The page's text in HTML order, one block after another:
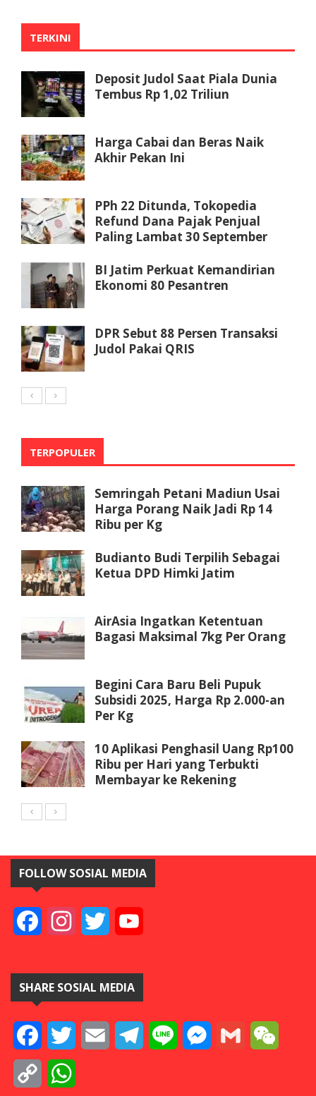
TERKINI
Deposit Judol Saat Piala Dunia
Tembus Rp 1,02 Triliun
Harga Cabai dan Beras Naik
Akhir Pekan Ini
PPh 22 Ditunda, Tokopedia
Refund Dana Pajak Penjual
Paling Lambat 30 September
BI Jatim Perkuat Kemandirian
Ekonomi 80 Pesantren
DPR Sebut 88 Persen Transaksi
Judol Pakai QRIS
TERPOPULER
Semringah Petani Madiun Usai
Harga Porang Naik Jadi Rp 14
Ribu per Kg
Budianto Budi Terpilih Sebagai
Ketua DPD Himki Jatim
AirAsia Ingatkan Ketentuan
Bagasi Maksimal 7kg Per Orang
Begini Cara Baru Beli Pupuk
Subsidi 2025, Harga Rp 2.000-an
Per Kg
10 Aplikasi Penghasil Uang Rp100
Ribu per Hari yang Terbukti
Membayar ke Rekening
FOLLOW SOSIAL MEDIA
FacebookInstagramTwitter
SHARE SOSIAL MEDIA
FacebookTwitter Email TelegramLine Messenger
Gmail
Copy